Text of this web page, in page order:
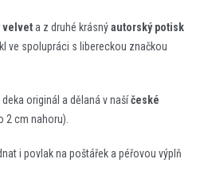
velveta z druhé krásnýautorský potisk
ve spolupráci s libereckou značkou
originál a dělaná v našíčeské
2 cm nahoru).
i povlak na poštářek a péřovou výplň